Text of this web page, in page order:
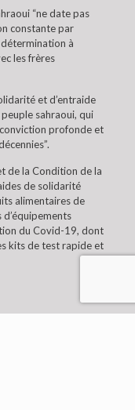
“ne date pas
constante par
à
les frères
et d’entraide
sahraoui, qui
profonde et
de la Condition de la
de solidarité
alimentaires de
du Covid-19, dont
kits de test rapide et